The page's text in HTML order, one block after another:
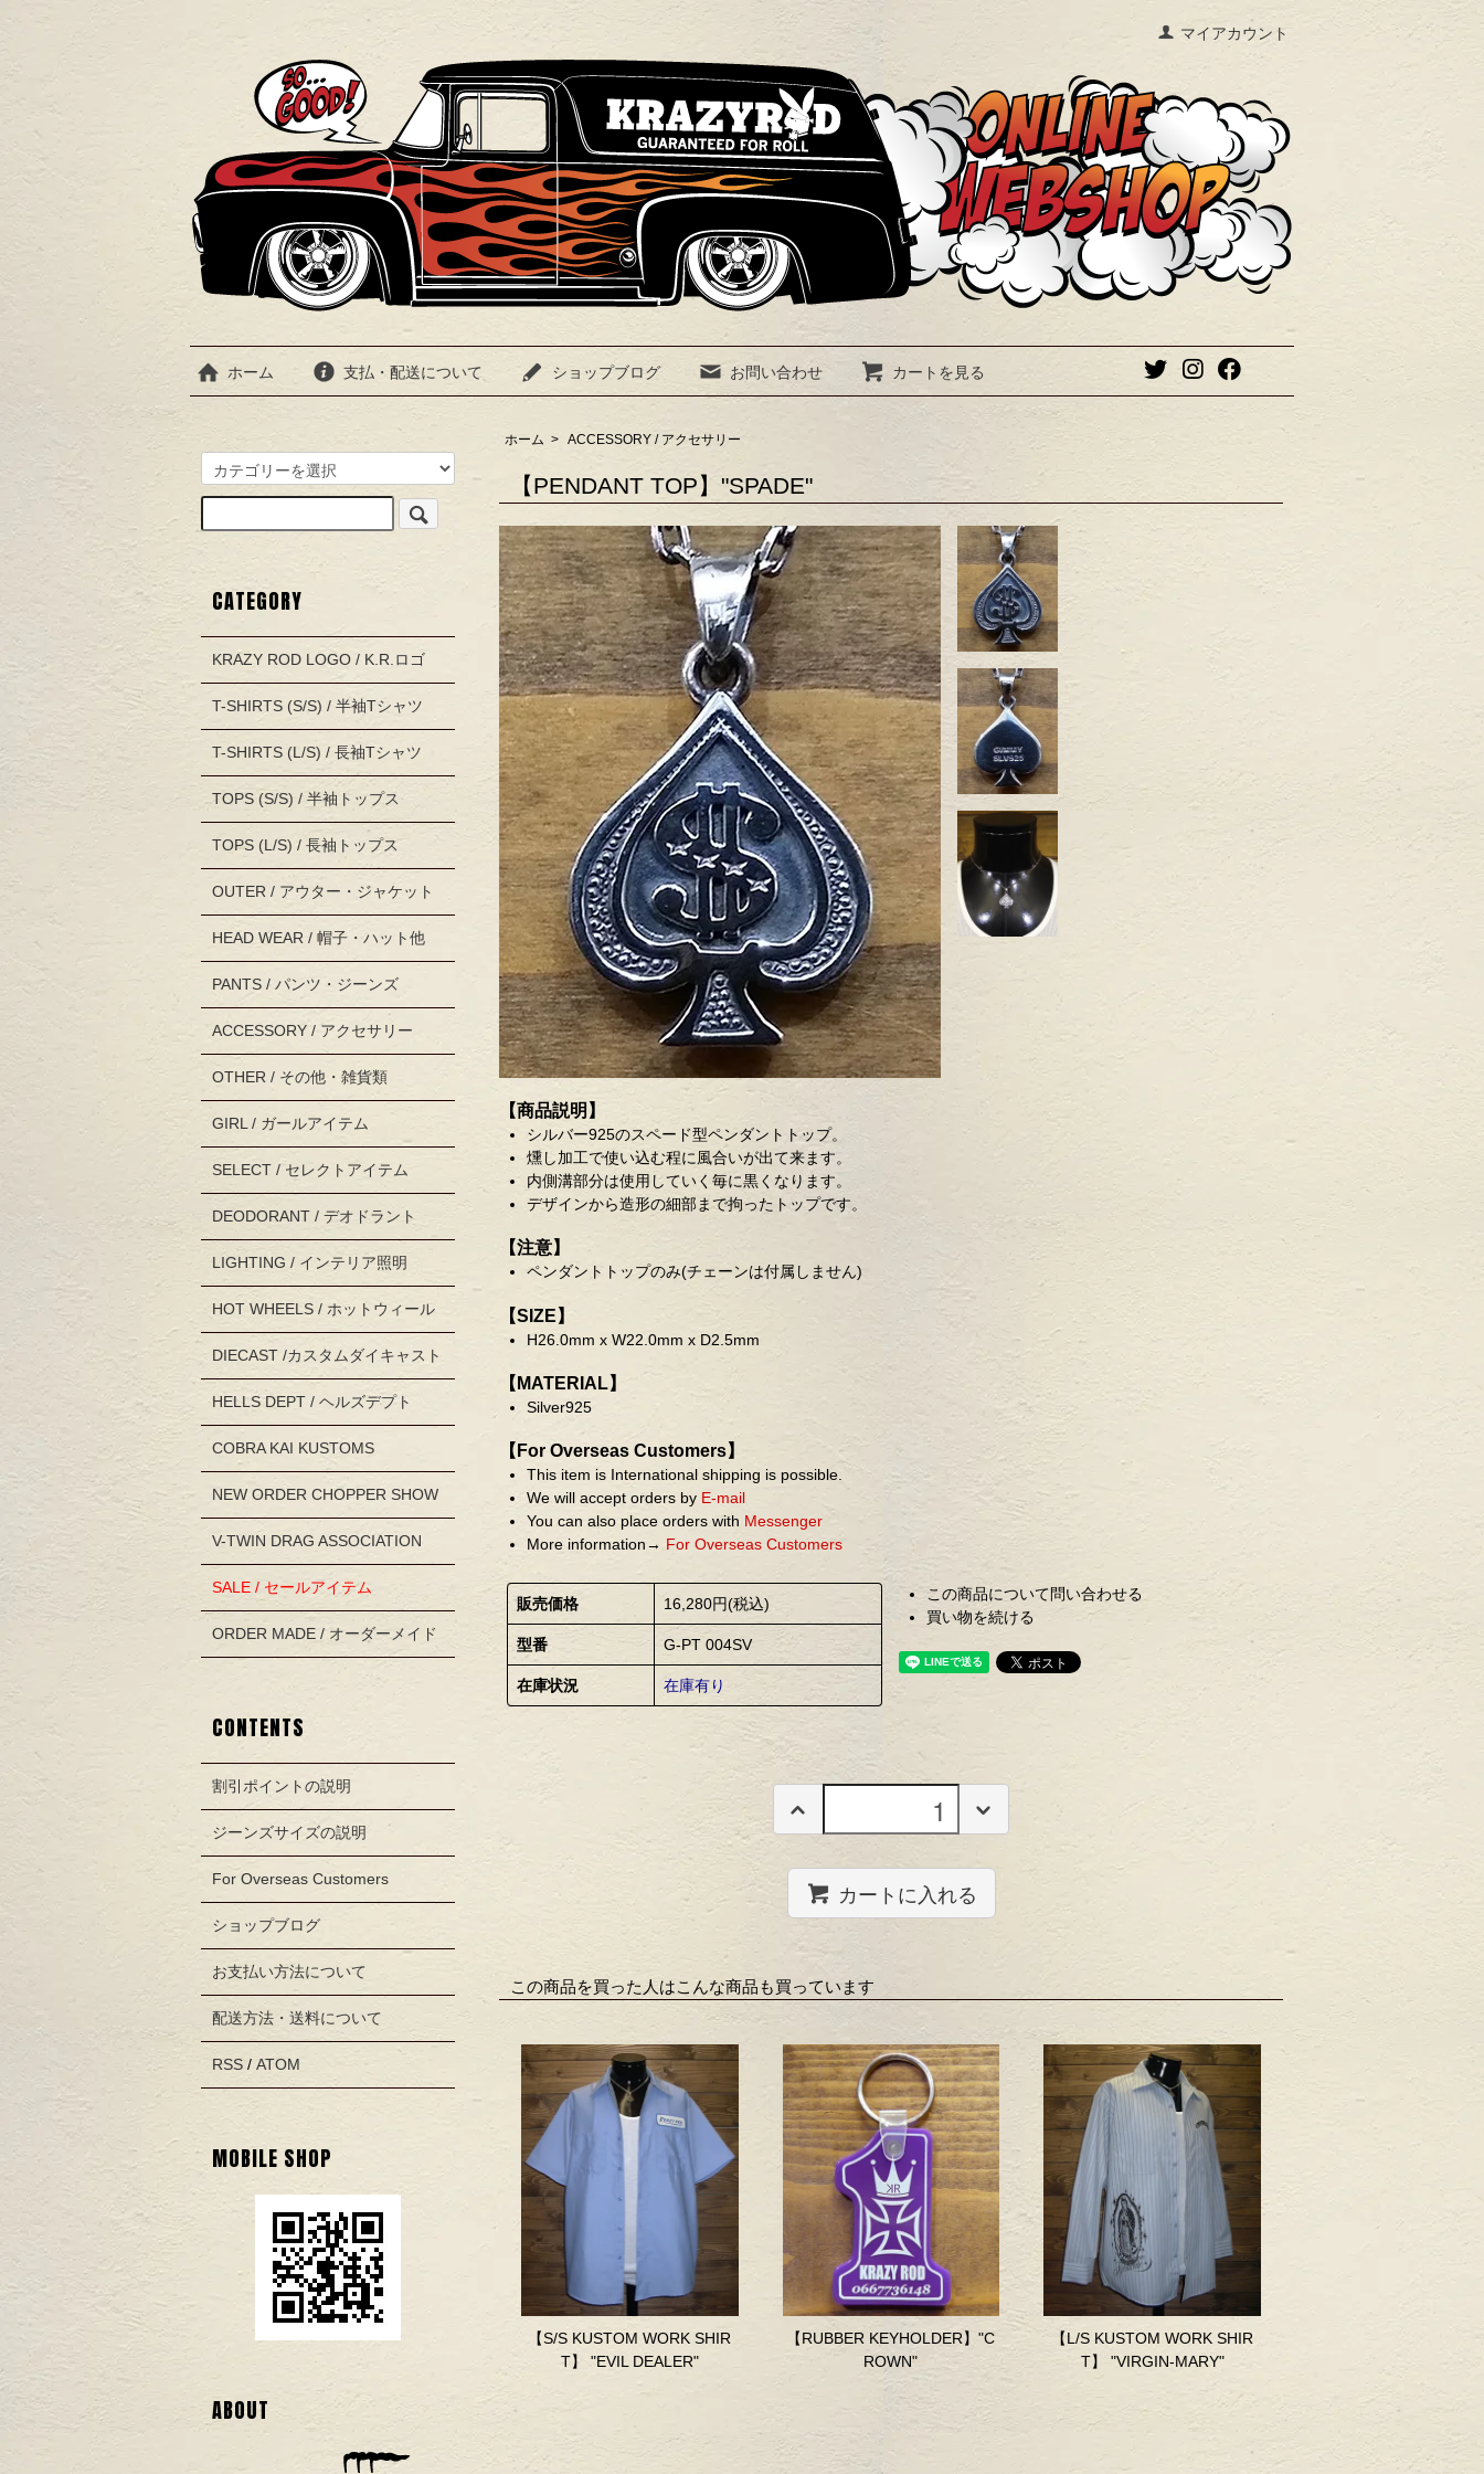
マイアカウント
ホーム 支払・配送について ショップブログ お問い合わせ カートを見る
ホーム > ACCESSORY / アクセサリー
【PENDANT TOP】"SPADE"
【商品説明】
シルバー925のスペード型ペンダントトップ。
燻し加工で使い込む程に風合いが出て来ます。
内側溝部分は使用していく毎に黒くなります。
デザインから造形の細部まで拘ったトップです。
【注意】
ペンダントトップのみ(チェーンは付属しません)
【SIZE】
H26.0mm x W22.0mm x D2.5mm
【MATERIAL】
Silver925
【For Overseas Customers】
This item is International shipping is possible.
We will accept orders by E-mail
You can also place orders with Messenger
More information→ For Overseas Customers
販売価格 16,280円(税込)
型番 G-PT 004SV
在庫状況 在庫有り
この商品について問い合わせる
買い物を続ける
カートに入れる
この商品を買った人はこんな商品も買っています
【S/S KUSTOM WORK SHIR
T】 "EVIL DEALER"
【RUBBER KEYHOLDER】"C
ROWN"
【L/S KUSTOM WORK SHIR
T】 "VIRGIN-MARY"
CATEGORY
KRAZY ROD LOGO / K.R.ロゴ
T-SHIRTS (S/S) / 半袖Tシャツ
T-SHIRTS (L/S) / 長袖Tシャツ
TOPS (S/S) / 半袖トップス
TOPS (L/S) / 長袖トップス
OUTER / アウター・ジャケット
HEAD WEAR / 帽子・ハット他
PANTS / パンツ・ジーンズ
ACCESSORY / アクセサリー
OTHER / その他・雑貨類
GIRL / ガールアイテム
SELECT / セレクトアイテム
DEODORANT / デオドラント
LIGHTING / インテリア照明
HOT WHEELS / ホットウィール
DIECAST /カスタムダイキャスト
HELLS DEPT / ヘルズデプト
COBRA KAI KUSTOMS
NEW ORDER CHOPPER SHOW
V-TWIN DRAG ASSOCIATION
SALE / セールアイテム
ORDER MADE / オーダーメイド
CONTENTS
割引ポイントの説明
ジーンズサイズの説明
For Overseas Customers
ショップブログ
お支払い方法について
配送方法・送料について
RSS / ATOM
MOBILE SHOP
ABOUT